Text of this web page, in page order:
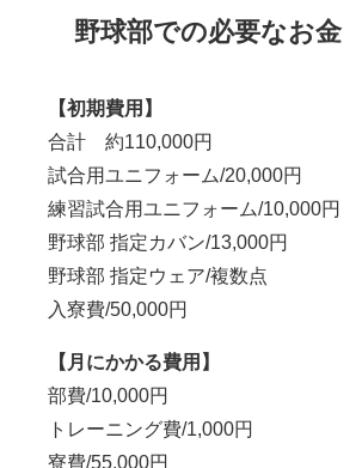
野球部での必要なお金
【初期費用】
合計 約110,000円
試合用ユニフォーム/20,000円
練習試合用ユニフォーム/10,000円
野球部 指定カバン/13,000円
野球部 指定ウェア/複数点
入寮費/50,000円
【月にかかる費用】
部費/10,000円
トレーニング費/1,000円
寮費/55,000円